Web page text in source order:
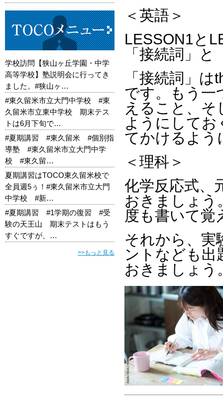
＜英語＞
LESSON1と
「接続詞」
「接続詞」
です。もう一
えること、そ
ようにしてお
てかけるよう
＜理科＞
化学反応式、
おきましょう
度も書いて覚
それから、実
ントなども出
おきましょう
学校訪問【狭山ヶ丘学園・中学
高等学校】塾説明会に行ってき
ました。#狭山ヶ…
#東久留米市立大門中学校 #東
久留米市立東中学校 期末テス
トは6月下旬で…
#夏期講習 #東久留米 #個別指
導塾 #東久留米市立大門中学
校 #東久留…
夏期講習はTOCO東久留米校で
全員週5ぅ！#東久留米市立大門
中学校 #新…
#夏期講習 #1学期の復習 #受
験の天王山 期末テストはもう
すぐですが、…
>>もっと見る